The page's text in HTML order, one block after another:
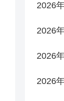
2026
2026
2026
2026